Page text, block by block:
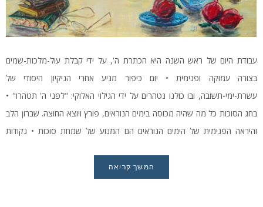
עבודת היום של ראש השנה היא הכתרת ה', על ידי קבלת עול-מלכות-שמים
בצורה עמוקה ופנימית • יום כיפור מגיע אחרי הניקיון היסודי של
עשרת-ימי-תשובה, ובו כולנו נטהרים על ידי הגילוי האלוקי: "לפני ה' תטהרו" •
בחג הסוכות כל מה שהיה מכוסה בימים הנוראים, פורץ ויוצא החוצה. שברון הלב
והיראה הפנימית של הימים הנוראים הם המנוע של שמחת סוכות • נקודות
המשך קריאה